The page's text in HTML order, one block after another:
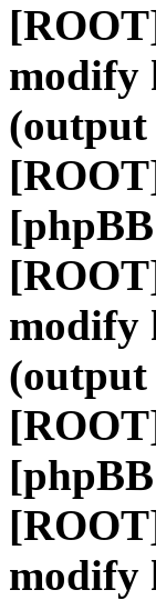
modify
(output
modify
(output
modify